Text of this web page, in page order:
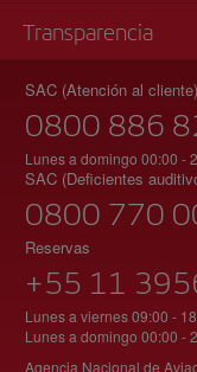
Transparencia
SAC (Atención al cliente)
0800 886
Lunes a domingo 00:00 -
SAC (Deficientes
0800 770
Reservas
+55 11
Lunes a viernes 09:00 -
Lunes a domingo 00:00 -
Agencia Nacional de